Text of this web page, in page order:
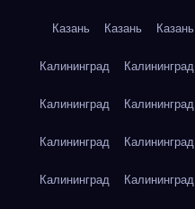
Казань Казань Казань
Калининград Калининград
Калининград Калининград
Калининград Калининград
Калининград Калининград